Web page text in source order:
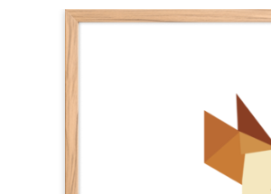
DIE FREUNDE DES PHARAO
IM LAND DER DINOSAURIER